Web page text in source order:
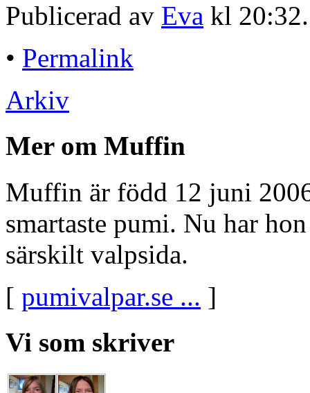
Publicerad av Eva kl
• Permalink
Arkiv
Mer om Muffin
Muffin är född 12 juni
smartaste pumi. Nu har
särskilt valpsida.
[ pumivalpar.se ... ]
Vi som skriver